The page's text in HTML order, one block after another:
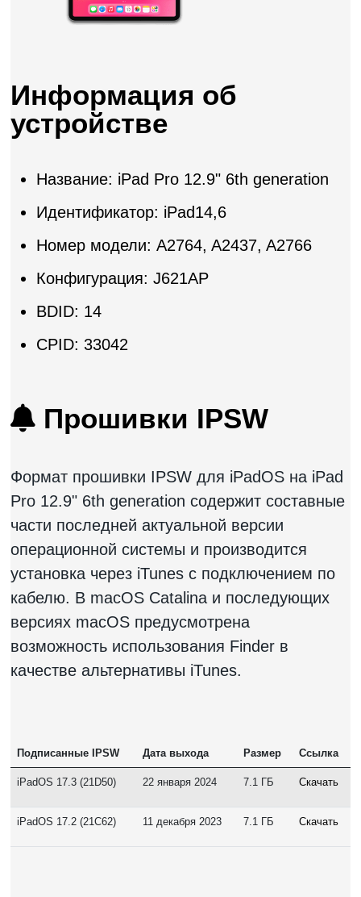
Информация об
устройстве
Название: iPad Pro 12.9" 6th generation
Идентификатор: iPad14,6
Номер модели: A2764, A2437, A2766
Конфигурация: J621AP
BDID: 14
CPID: 33042
Прошивки IPSW
Формат прошивки IPSW для iPadOS на iPad
Pro 12.9" 6th generation содержит составные
части последней актуальной версии
операционной системы и производится
установка через iTunes с подключением по
кабелю. В macOS Catalina и последующих
версиях macOS предусмотрена
возможность использования Finder в
качестве альтернативы iTunes.
Подписанные IPSW Дата выхода Размер Ссылка
iPadOS 17.3 (21D50) 22 января 2024 7.1 ГБ Скачать
iPadOS 17.2 (21C62) 11 декабря 2023 7.1 ГБ Скачать